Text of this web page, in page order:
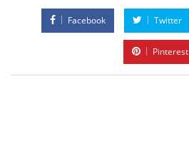
Facebook Twitter
Pinterest